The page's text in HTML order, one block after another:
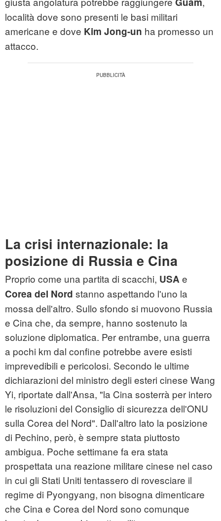
località dove sono presenti le basi militari
americane e dove Kim Jong-un ha promesso un
attacco.
La crisi internazionale: la
posizione di Russia e Cina
Proprio come una partita di scacchi, USAe
Corea del Nord stanno aspettando l'uno la
mossa dell'altro. Sullo sfondo si muovono Russia
e Cina che, da sempre, hanno sostenuto la
soluzione diplomatica. Per entrambe, una guerra
a pochi km dal confine potrebbe avere esisti
imprevedibili e pericolosi. Secondo le ultime
dichiarazioni del ministro degli esteri cinese Wang
Yi, riportate dall'Ansa, "la Cina sosterrà per intero
le risoluzioni del Consiglio di sicurezza dell'ONU
sulla Corea del Nord". Dall'altro lato la posizione
di Pechino, però, è sempre stata piuttosto
ambigua. Poche settimane fa era stata
prospettata una reazione militare cinese nel caso
in cui gli Stati Uniti tentassero di rovesciare il
regime di Pyongyang, non bisogna dimenticare
che Cina e Corea del Nord sono comunque